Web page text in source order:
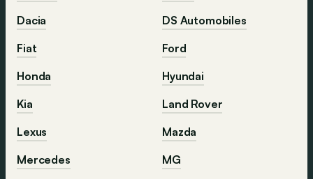
Dacia
DS Automobiles
Fiat
Ford
Honda
Hyundai
Kia
Land Rover
Lexus
Mazda
Mercedes
MG